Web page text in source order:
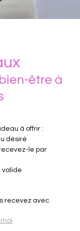
être à
à offrir :
désiré
le par
valide
recevez avec